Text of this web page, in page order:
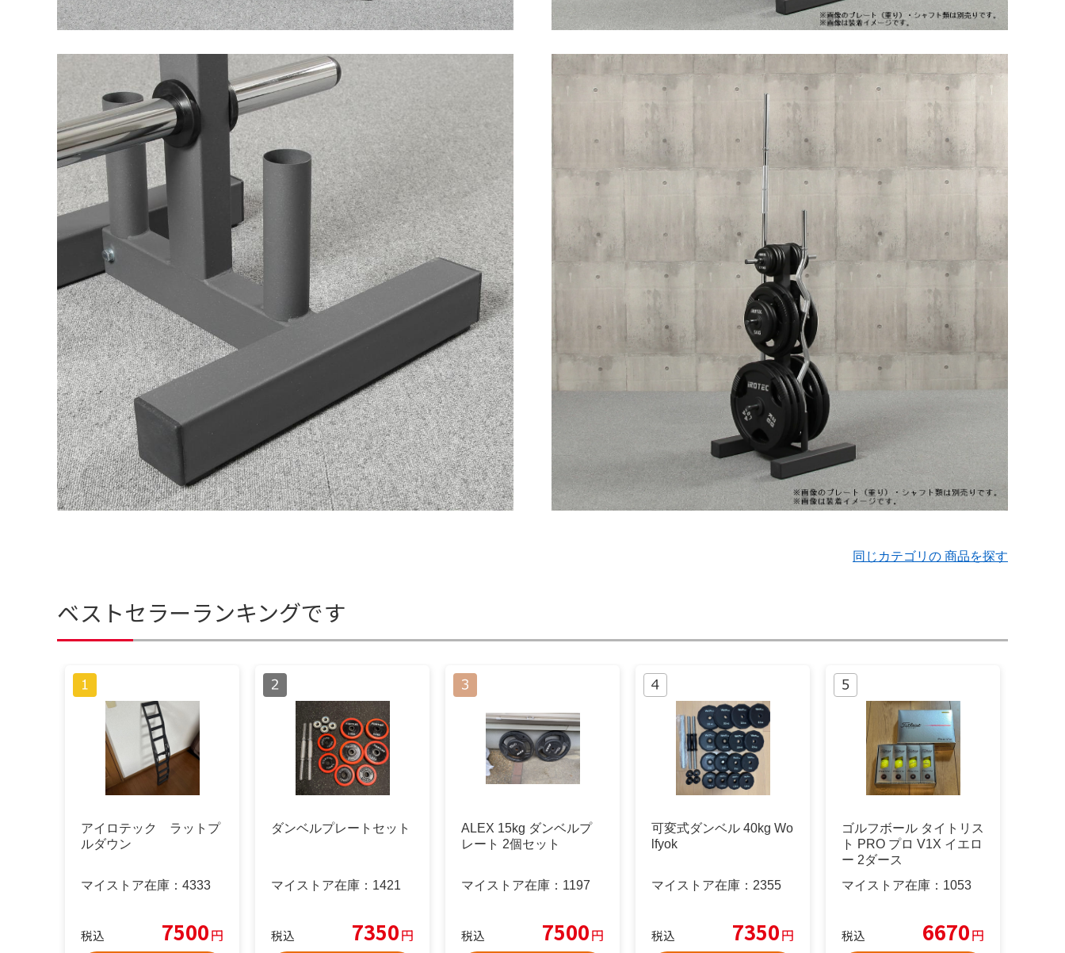
同じカテゴリの 商品を探す
ベストセラーランキングです
アイロテック ラットプ
ルダウン
マイストア在庫： 4333
税込 7500円
ダンベルプレートセット
マイストア在庫： 1421
税込 7350円
ALEX 15kg ダンベルプ
レート 2個セット
マイストア在庫： 1197
税込 7500円
可変式ダンベル 40kg Wo
lfyok
マイストア在庫： 2355
税込 7350円
ゴルフボール タイトリス
ト PRO プロ V1X イエロ
ー 2ダース
マイストア在庫： 1053
税込 6670円